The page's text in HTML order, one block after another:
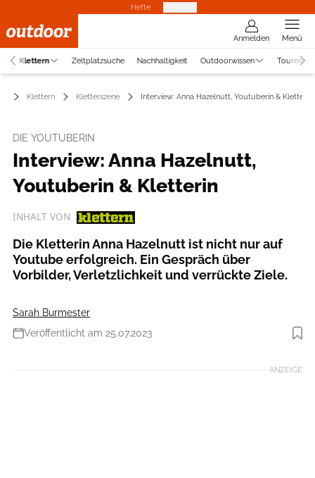
Hefte
Anmelden Menü
Klettern Zeltplatzsuche Nachhaltigkeit Outdoorwissen Touren
Klettern Kletterszene Interview: Anna Hazelnutt, Youtuberin & Kletterin
DIE YOUTUBERIN
Interview: Anna Hazelnutt,
Youtuberin & Kletterin
INHALT VON
Die Kletterin Anna Hazelnutt ist nicht nur auf
Youtube erfolgreich. Ein Gespräch über
Vorbilder, Verletzlichkeit und verrückte Ziele.
Sarah Burmester
Veröffentlicht am 25.07.2023
Foto: Austin Keith
ANZEIGE